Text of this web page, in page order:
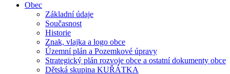
Obec
Základní údaje
Současnost
Historie
Znak, vlajka a logo obce
Územní plán a Pozemkové úpravy
Strategický plán rozvoje obce a ostatní dokumenty obce
Dětská skupina KUŘÁTKA